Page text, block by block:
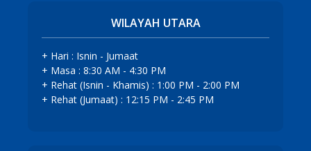
WILAYAH UTARA
+ Hari : Isnin - Jumaat
+ Masa : 8:30 AM - 4:30 PM
+ Rehat (Isnin - Khamis) : 1:00 PM - 2:00 PM
+ Rehat (Jumaat) : 12:15 PM - 2:45 PM